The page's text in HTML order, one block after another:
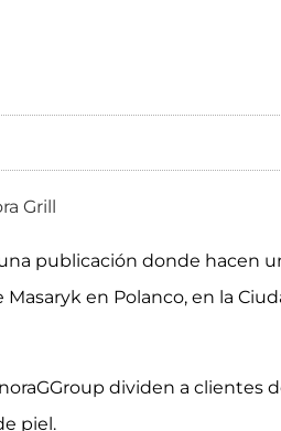
publicación donde hacen
en Polanco, en la
dividen a clientes
piel.